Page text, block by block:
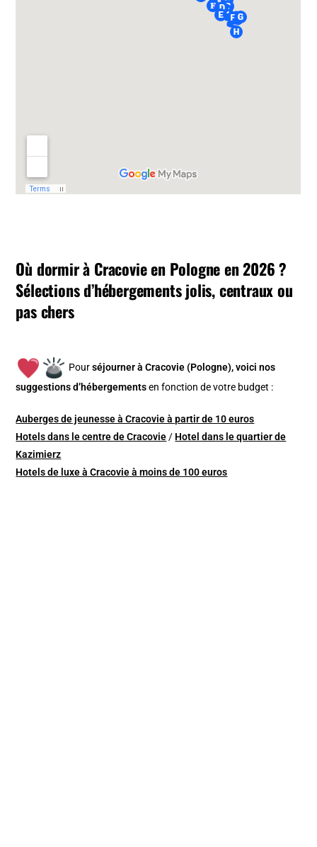
Où dormir à Cracovie en Pologne en 2026 ?
Sélections d’hébergements jolis, centraux ou
pas chers
Pourséjourner à Cracovie (Pologne), voici nos
suggestions d’hébergements en fonction de votre budget :
Auberges de jeunesse à Cracovie à partir de 10 euros
Hotels dans le centre de Cracovie / Hotel dans le quartier de
Kazimierz
Hotels de luxe à Cracovie à moins de 100 euros